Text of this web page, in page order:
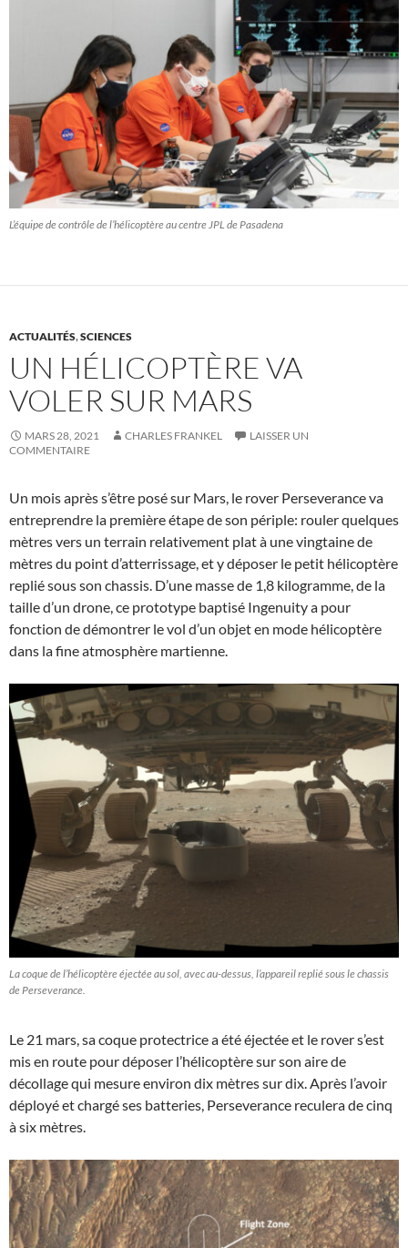
L’équipe de contrôle de l’hélicoptère au centre JPL de Pasadena
ACTUALITÉS,SCIENCES
UN HÉLICOPTÈRE VA
VOLER SUR MARS
MARS 28, 2021 CHARLES FRANKEL
LAISSER UN
COMMENTAIRE
Un mois après s’être posé sur Mars, le rover Perseverance va
entreprendre la première étape de son périple: rouler quelques
mètres vers un terrain relativement plat à une vingtaine de
mètres du point d’atterrissage, et y déposer le petit hélicoptère
replié sous son chassis. D’une masse de 1,8 kilogramme, de la
taille d’un drone, ce prototype baptisé Ingenuity a pour
fonction de démontrer le vol d’un objet en mode hélicoptère
dans la fine atmosphère martienne.
La coque de l’hélicoptère éjectée au sol, avec au-dessus, l’appareil replié sous le chassis
de Perseverance.
Le 21 mars, sa coque protectrice a été éjectée et le rover s’est
mis en route pour déposer l’hélicoptère sur son aire de
décollage qui mesure environ dix mètres sur dix. Après l’avoir
déployé et chargé ses batteries, Perseverance reculera de cinq
à six mètres.